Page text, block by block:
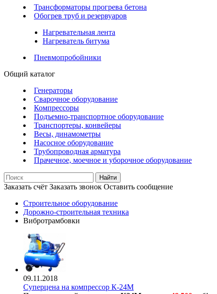
Трансформаторы прогрева бетона
Обогрев труб и резервуаров
Нагревательная лента
Нагреватель битума
Пневмопробойники
Общий каталог
Генераторы
Сварочное оборудование
Компрессоры
Подъемно-транспортное оборудование
Транспортеры, конвейеры
Весы, динамометры
Насосное оборудование
Трубопроводная арматура
Прачечное, моечное и уборочное оборудование
Найти
Заказать счёт Заказать звонок Оставить сообщение
Строительное оборудование
Дорожно-строительная техника
Вибротрамбовки
09.11.2018
Суперцена на компрессор К-24М